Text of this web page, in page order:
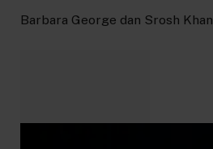
Barbara George dan Srosh Khan